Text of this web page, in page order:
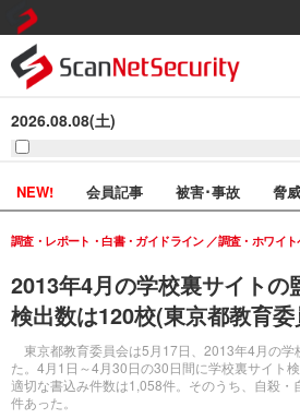
2026.08.08(土)
NEW! 会員記事 被害･事故 脅
2013年4月の学校裏サイトの
検出数は120校(東京都教育
東京都教育委員会は5月17日、2013年4月の学
た。4月1日～4月30日の30日間に学校裏サイト
適切な書込み件数は1,058件。そのうち、自殺・
件あった。
調査・レポート・白書・ガイドライン 調査・ホワイ